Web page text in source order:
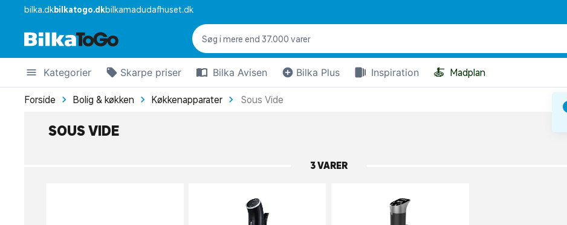
bilka.dkbilkatogo.dkbilkamadudafhuset.dk
Kategorier Skarpe priser Bilka Avisen Bilka Plus Inspiration 🍝 Madplan
Forside Bolig & køkken Køkkenapparater Sous Vide
SOUS VIDE
3 VARER